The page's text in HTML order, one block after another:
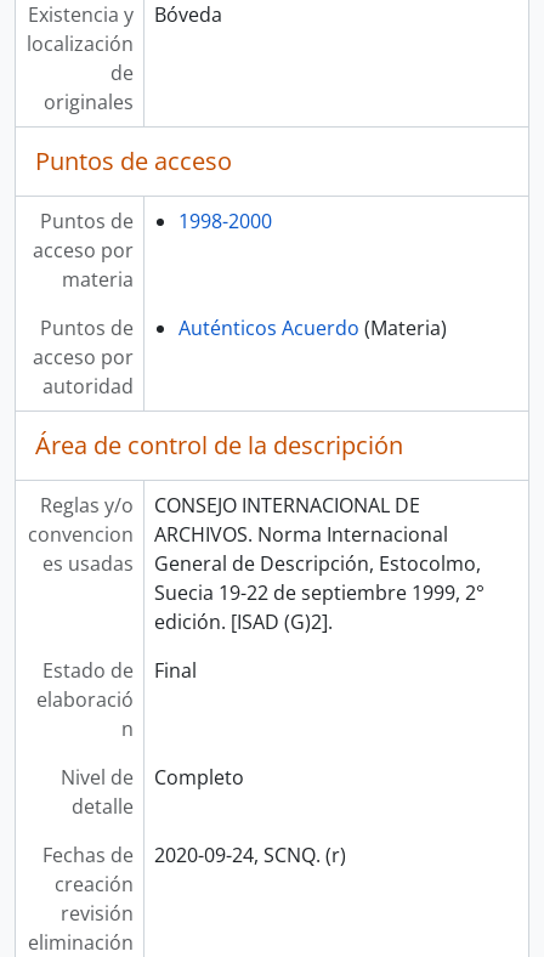
Existencia y
localización
de
originales
Bóveda
Puntos de acceso
Puntos de
acceso por
materia
1998-2000
Puntos de
acceso por
autoridad
Auténticos Acuerdo (Materia)
Área de control de la descripción
Reglas y/o
convencion
es usadas
CONSEJO INTERNACIONAL DE
ARCHIVOS. Norma Internacional
General de Descripción, Estocolmo,
Suecia 19-22 de septiembre 1999, 2°
edición. [ISAD (G)2].
Estado de
elaboració
n
Final
Nivel de
detalle
Completo
Fechas de
creación
revisión
eliminación
2020-09-24, SCNQ. (r)